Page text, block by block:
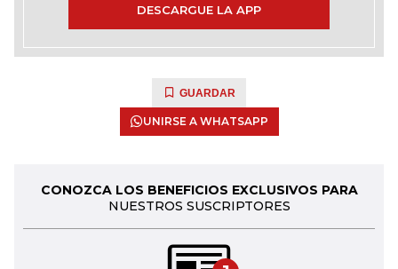
DESCARGUE LA APP
GUARDAR
UNIRSE A WHATSAPP
CONOZCA LOS BENEFICIOS EXCLUSIVOS PARA
NUESTROS SUSCRIPTORES